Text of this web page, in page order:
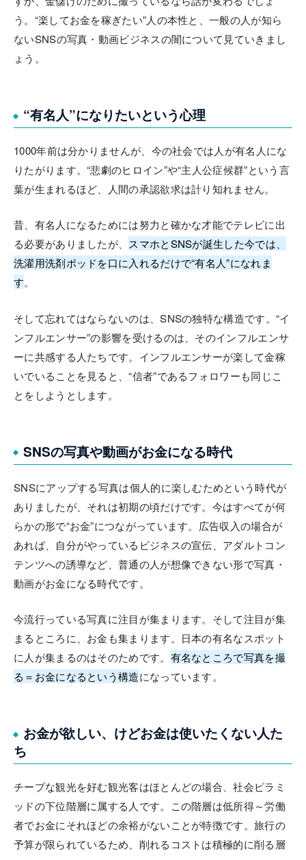
う。“楽してお金を稼ぎたい”人の本性と、一般の人が知ら
ないSNSの写真・動画ビジネスの闇について見ていきまし
ょう。
“有名人”になりたいという心理
1000年前は分かりませんが、今の社会では人が有名人にな
りたがります。“悲劇のヒロイン”や“主人公症候群”という言
葉が生まれるほど、人間の承認欲求は計り知れません。
昔、有名人になるためには努力と確かな才能でテレビに出
る必要がありましたが、 スマホとSNSが誕生した今では、
洗濯用洗剤ポッドを口に入れるだけで“有名人”になれま
す。
そして忘れてはならないのは、SNSの独特な構造です。“イ
ンフルエンサー”の影響を受けるのは、そのインフルエンサ
ーに共感する人たちです。インフルエンサーが楽して金稼
いでいることを見ると、“信者”であるフォロワーも同じこ
とをしようとします。
SNSの写真や動画がお金になる時代
SNSにアップする写真は個人的に楽しむためという時代が
ありましたが、それは初期の頃だけです。今はすべてが何
らかの形で“お金”につながっています。広告収入の場合が
あれば、自分がやっているビジネスの宣伝、アダルトコン
テンツへの誘導など、普通の人が想像できない形で写真・
動画がお金になる時代です。
今流行っている写真に注目が集まります。そして注目が集
まるところに、お金も集まります。日本の有名なスポット
に人が集まるのはそのためです。 有名なところで写真を撮
る＝お金になるという構造になっています。
お金が欲しい、けどお金は使いたくない人た
ち
チープな観光を好む観光客はほとんどの場合、社会ピラミ
ッドの下位階層に属する人です。この階層は低所得～労働
者でお金にそれほどの余裕がないことが特徴です。旅行の
予算が限られているため、削れるコストは積極的に削る層